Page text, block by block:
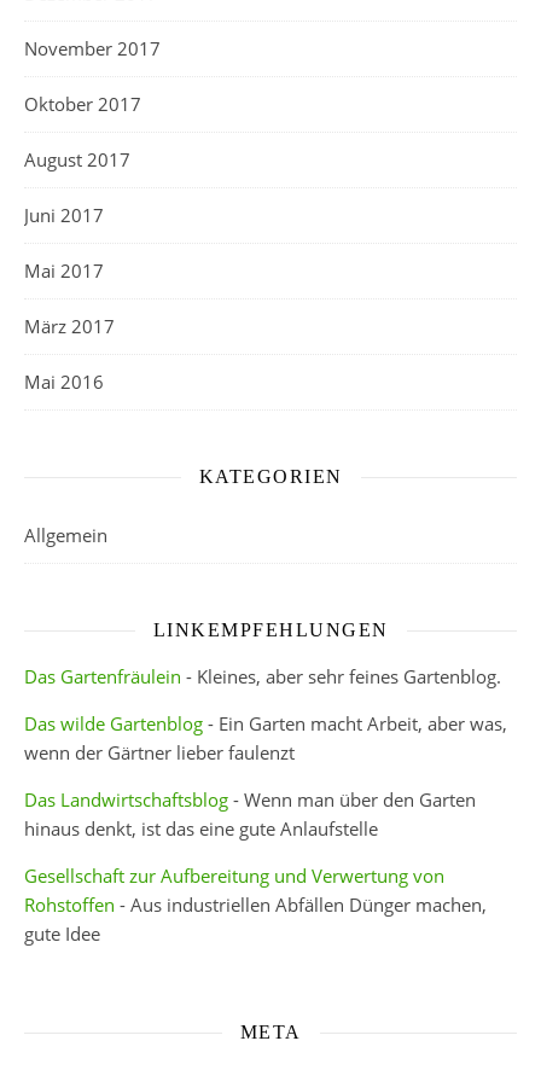
November 2017
Oktober 2017
August 2017
Juni 2017
Mai 2017
März 2017
Mai 2016
KATEGORIEN
Allgemein
LINKEMPFEHLUNGEN
Das Gartenfräulein - Kleines, aber sehr feines Gartenblog.
Das wilde Gartenblog - Ein Garten macht Arbeit, aber was,
wenn der Gärtner lieber faulenzt
Das Landwirtschaftsblog - Wenn man über den Garten
hinaus denkt, ist das eine gute Anlaufstelle
Gesellschaft zur Aufbereitung und Verwertung von
Rohstoffen - Aus industriellen Abfällen Dünger machen,
gute Idee
META